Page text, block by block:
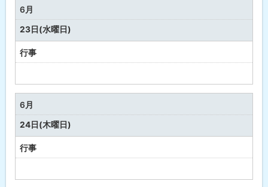
祉
・
健
康
6月
23日(水曜日)
行事
定
な
し
6月
24日(木曜日)
行事
定